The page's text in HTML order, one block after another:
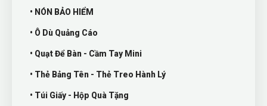
• NÓN BẢO HIỂM
• Ô Dù Quảng Cáo
• Quạt Để Bàn - Cầm Tay Mini
• Thẻ Bảng Tên - Thẻ Treo Hành Lý
• Túi Giấy - Hộp Quà Tặng